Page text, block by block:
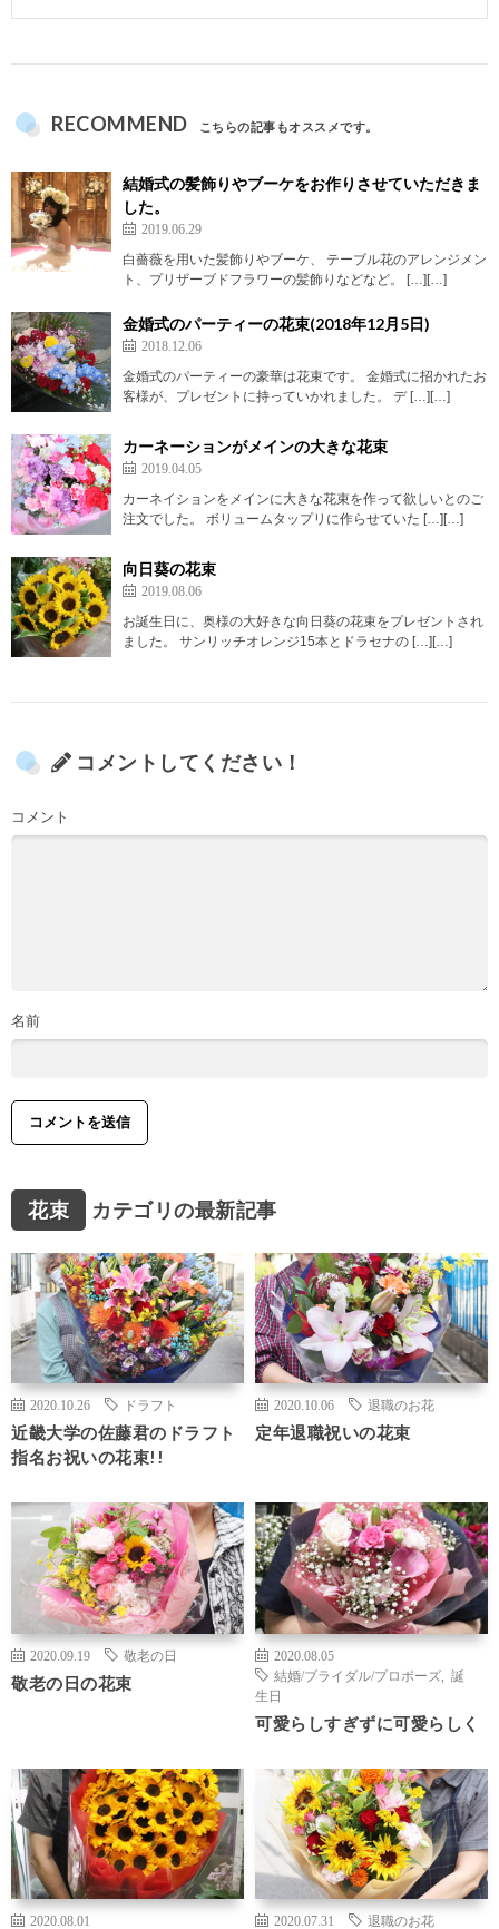
RECOMMEND こちらの記事もオススメです。
結婚式の髪飾りやブーケをお作りさせていただきま
した。
2019.06.29
白薔薇を用いた髪飾りやブーケ、 テーブル花のアレンジメン
ト、プリザーブドフラワーの髪飾りなどなど。 […][…]
金婚式のパーティーの花束(2018年12月5日)
2018.12.06
金婚式のパーティーの豪華は花束です。 金婚式に招かれたお
客様が、プレゼントに持っていかれました。 デ […][…]
カーネーションがメインの大きな花束
2019.04.05
カーネイションをメインに大きな花束を作って欲しいとのご
注文でした。 ボリュームタップリに作らせていた […][…]
向日葵の花束
2019.08.06
お誕生日に、奥様の大好きな向日葵の花束をプレゼントされ
ました。 サンリッチオレンジ15本とドラセナの […][…]
コメントしてください！
コメント
名前
花束 カテゴリの最新記事
2020.10.26 ドラフト
近畿大学の佐藤君のドラフト
指名お祝いの花束!!
2020.10.06 退職のお花
定年退職祝いの花束
2020.09.19 敬老の日
敬老の日の花束
2020.08.05
結婚/ブライダル/プロポーズ
誕
生日
可愛らしすぎずに可愛らしく
2020.08.01 2020.07.31 退職のお花